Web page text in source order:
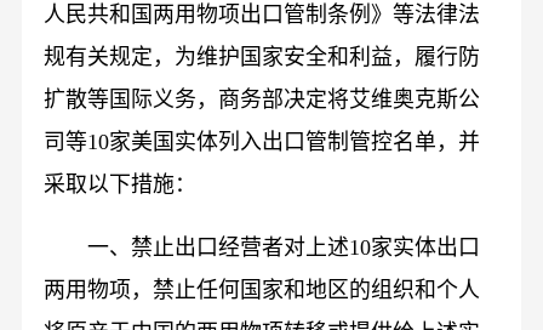
人民共和国两用物项出口管制条例》等法律法
规有关规定，为维护国家安全和利益，履行防
扩散等国际义务，商务部决定将艾维奥克斯公
司等10家美国实体列入出口管制管控名单，并
采取以下措施：
一、禁止出口经营者对上述10家实体出口
两用物项，禁止任何国家和地区的组织和个人